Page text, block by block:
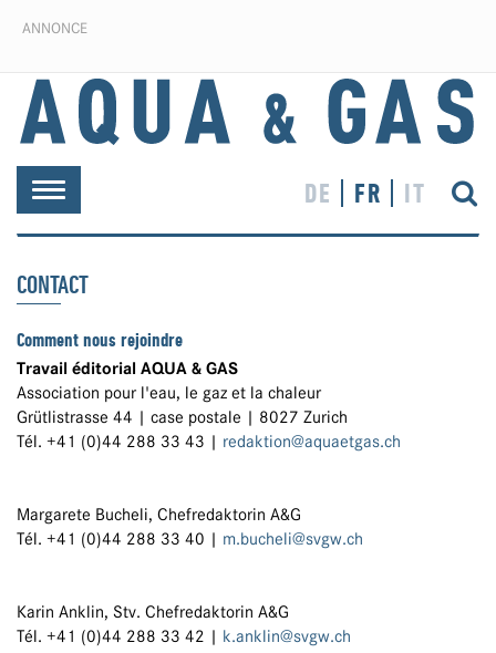
ANNONCE
Toggle
navigation
DE FR IT
CONTACT
Comment nous rejoindre
Travail éditorial AQUA & GAS
Association pour l'eau, le gaz et la chaleur
Grütlistrasse 44 | case postale | 8027 Zurich
Tél. +41 (0)44 288 33 43 | redaktion@aquaetgas.ch
Margarete Bucheli, Chefredaktorin A&G
Tél. +41 (0)44 288 33 40 | m.bucheli@svgw.ch
Karin Anklin, Stv. Chefredaktorin A&G
Tél. +41 (0)44 288 33 42 | k.anklin@svgw.ch